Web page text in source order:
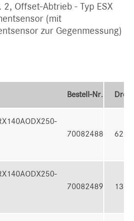
2, Offset-Abtrieb - Typ ESX
(mit
zur Gegenmessung)
Bestell-Nr.
70082488 62
70082489 135